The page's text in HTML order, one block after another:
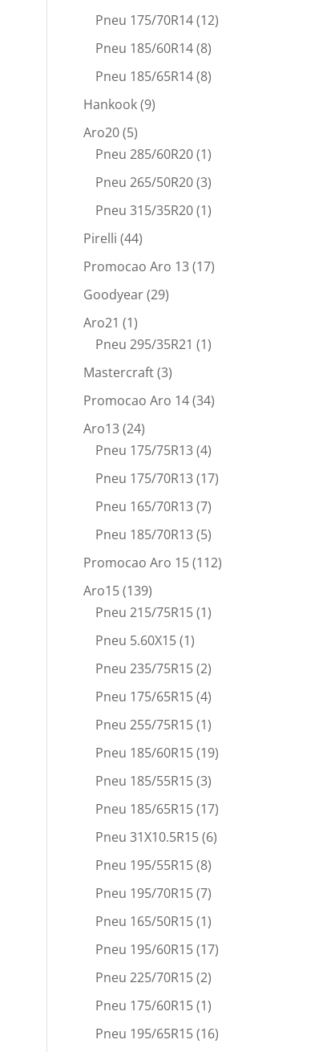
Pneu 175/70R14(12)
Pneu 185/60R14(8)
Pneu 185/65R14(8)
Hankook(9)
Aro20(5)
Pneu 285/60R20(1)
Pneu 265/50R20(3)
Pneu 315/35R20(1)
Pirelli (44)
Promocao Aro 13(17)
Goodyear(29)
Aro21 (1)
Pneu 295/35R21 (1)
Mastercraft(3)
Promocao Aro 14(34)
Aro13(24)
Pneu 175/75R13(4)
Pneu 175/70R13(17)
Pneu 165/70R13(7)
Pneu 185/70R13(5)
Promocao Aro 15(112)
Aro15(139)
Pneu 215/75R15(1)
Pneu 5.60X15(1)
Pneu 235/75R15(2)
Pneu 175/65R15(4)
Pneu 255/75R15(1)
Pneu 185/60R15(19)
Pneu 185/55R15(3)
Pneu 185/65R15(17)
Pneu 31X10.5R15(6)
Pneu 195/55R15(8)
Pneu 195/70R15(7)
Pneu 165/50R15(1)
Pneu 195/60R15(17)
Pneu 225/70R15(2)
Pneu 175/60R15(1)
Pneu 195/65R15(16)